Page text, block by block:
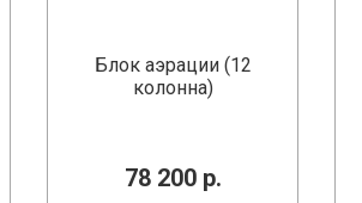
Блок аэрации (12
колонна)
78 200 р.